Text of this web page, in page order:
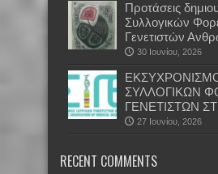
Προτάσεις
Συλλογικών
Γενετιστών
30 Ιουνίου, 2026
ΣΥΛΛΟΓΙΚΩΝ
ΓΕΝΕΤΙΣΤΩΝ
27 Ιουνίου, 2026
RECENT COMMENTS